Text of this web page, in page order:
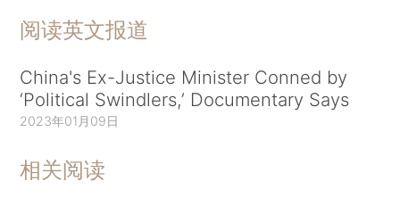
阅读英文报道
China's Ex-Justice Minister Conned by
‘Political Swindlers,’ Documentary Says
2023年01月09日
相关阅读